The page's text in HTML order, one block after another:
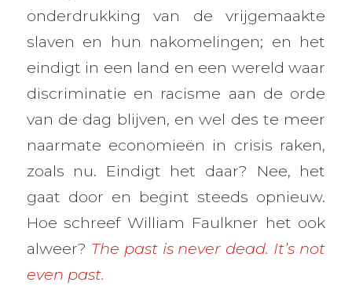
onderdrukking van de vrijgemaakte
slaven en hun nakomelingen; en het
eindigt in een land en een wereld waar
discriminatie en racisme aan de orde
van de dag blijven, en wel des te meer
naarmate economieën in crisis raken,
zoals nu. Eindigt het daar? Nee, het
gaat door en begint steeds opnieuw.
Hoe schreef William Faulkner het ook
alweer? The past is never dead. It’s not
even past.